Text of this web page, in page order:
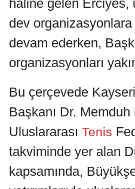
haline gelen Erciyes,
dev
devam ederken,
organizasyonları
Bu çerçevede
Başkanı Dr. Memduh
Uluslararası Tenis
takviminde yer alan
kapsamında,